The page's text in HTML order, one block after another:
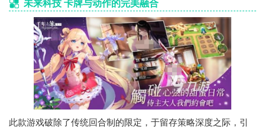
未来科技 卡牌与动作的完美融合
此款游戏破除了传统回合制的限定，于留存策略深度之际，引